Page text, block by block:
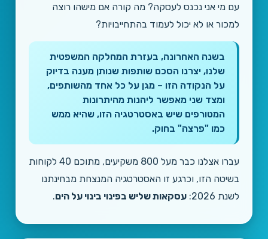
1/3
⅓
עם מי אני נכנס לעסקה? מה קורה אם מישהו רוצה
למכור או לא יכול לעמוד בהתחייבויות?
בשנה האחרונה, בעזרת המחלקה המשפטית
שלנו, יצרנו הסכם שותפות שנותן מענה בדיוק
על הנקודה הזו – מגן על כל אחד מהשותפים,
ומצד שני מאפשר ליהנות מהיתרונות
המטורפים שיש באסטרטגיה הזו, שהיא ממש
כמו "פרצה" בחוק.
עברו אצלנו כבר מעל 800 משקיעים, מתוכם 40 לקוחות
בשיטה הזו, וכרגע זו האסטרטגיה המנצחת מבחינתנו
לשנת 2026:
עסקאות שליש בפינוי בינוי על הים.